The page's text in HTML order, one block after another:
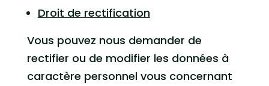
Droit de rectification
Vous pouvez nous demander de
rectifier ou de modifier les données à
caractère personnel vous concernant